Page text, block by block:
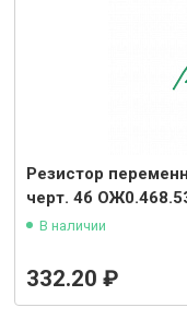
Резистор
черт. 4б
В наличии
332.20 ₽